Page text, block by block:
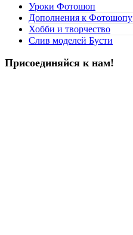
Уроки Фотошоп
Дополнения к Фотошопу
Хобби и творчество
Слив моделей Бусти
Присоединяйся к нам!